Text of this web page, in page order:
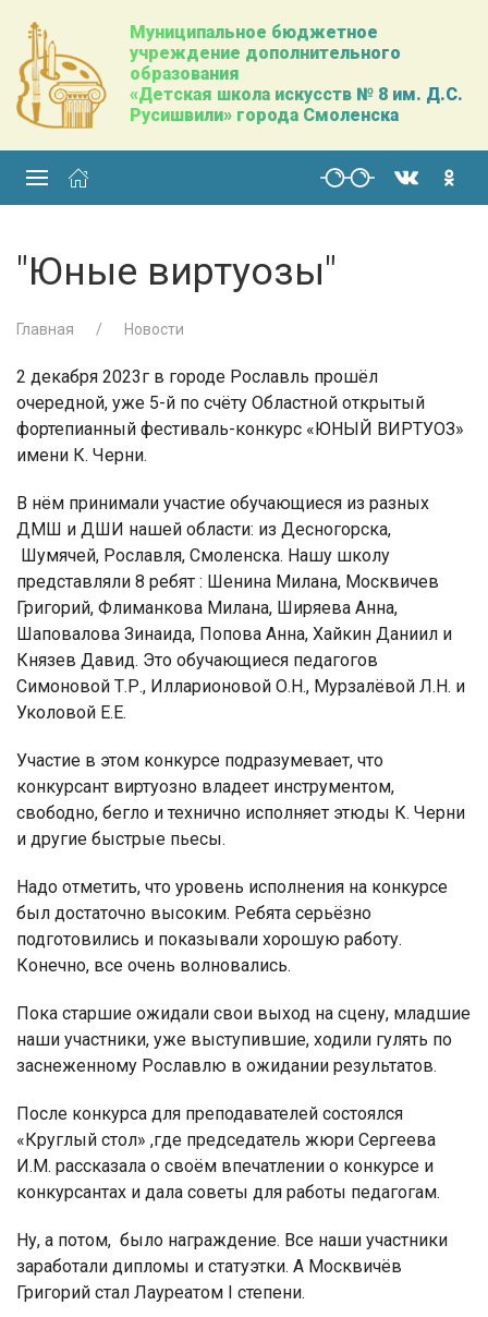
Муниципальное бюджетное
учреждение дополнительного
образования
«Детская школа искусств № 8 им. Д.С.
Русишвили» города Смоленска
"Юные виртуозы"
Главная Новости
2 декабря 2023г в городе Рославль прошёл
очередной, уже 5-й по счёту Областной открытый
фортепианный фестиваль-конкурс «ЮНЫЙ ВИРТУОЗ»
имени К. Черни.
В нём принимали участие обучающиеся из разных
ДМШ и ДШИ нашей области: из Десногорска,
Шумячей, Рославля, Смоленска. Нашу школу
представляли 8 ребят : Шенина Милана, Москвичев
Григорий, Флиманкова Милана, Ширяева Анна,
Шаповалова Зинаида, Попова Анна, Хайкин Даниил и
Князев Давид. Это обучающиеся педагогов
Симоновой Т.Р., Илларионовой О.Н., Мурзалёвой Л.Н. и
Уколовой Е.Е.
Участие в этом конкурсе подразумевает, что
конкурсант виртуозно владеет инструментом,
свободно, бегло и технично исполняет этюды К. Черни
и другие быстрые пьесы.
Надо отметить, что уровень исполнения на конкурсе
был достаточно высоким. Ребята серьёзно
подготовились и показывали хорошую работу.
Конечно, все очень волновались.
Пока старшие ожидали свои выход на сцену, младшие
наши участники, уже выступившие, ходили гулять по
заснеженному Рославлю в ожидании результатов.
После конкурса для преподавателей состоялся
«Круглый стол» ,где председатель жюри Сергеева
И.М. рассказала о своём впечатлении о конкурсе и
конкурсантах и дала советы для работы педагогам.
Ну, а потом, было награждение. Все наши участники
заработали дипломы и статуэтки. А Москвичёв
Григорий стал Лауреатом I степени.